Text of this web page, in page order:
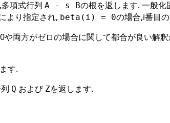
項式行列 A - s Bの根を返します. 一般
より指定され, beta(i) = 0の場合,i番目
や両方がゼロの場合に関して都合が良い解
す.
Q および Zを返します.